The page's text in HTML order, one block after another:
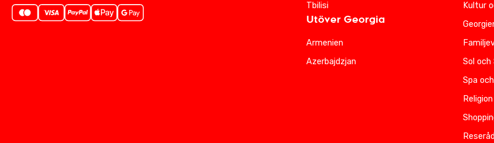
Tbilisi
Utöver Georgia
Armenien
Azerbajdzjan
Kultur
Sol och
Spa